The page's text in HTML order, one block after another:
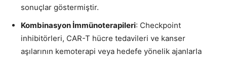
sonuçlar göstermiştir.
Kombinasyon İmmünoterapileri: Checkpoint
inhibitörleri, CAR-T hücre tedavileri ve kanser
aşılarının kemoterapi veya hedefe yönelik ajanlarla